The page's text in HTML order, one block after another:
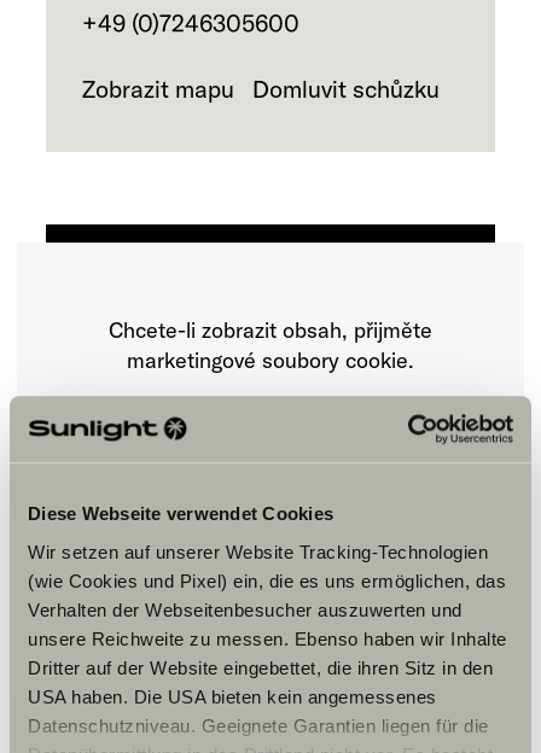
Diese Webseite verwendet Cookies
Wir setzen auf unserer Website Tracking-Technologien
(wie Cookies und Pixel) ein, die es uns ermöglichen, das
Verhalten der Webseitenbesucher auszuwerten und
unsere Reichweite zu messen. Ebenso haben wir Inhalte
Dritter auf der Website eingebettet, die ihren Sitz in den
USA haben. Die USA bieten kein angemessenes
Datenschutzniveau. Geeignete Garantien liegen für die
+49 (0)7246305600
Zobrazit mapu Domluvit schůzku
Otvírací doba
FAHRZEUGVERKAUF
Montag – Freitag:
Chcete-li zobrazit obsah, přijměte
marketingové soubory cookie.
Nastavení souborů cookie